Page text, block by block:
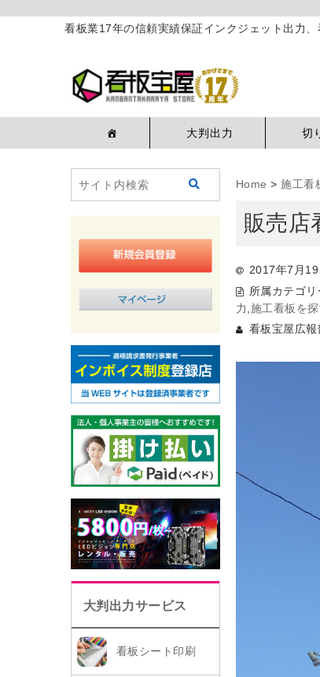
看板業17年の信頼実績保証インクジェット出力
大判出力 切
大判出力サービス
看板シート印刷
Home > 施工看
販売店
2017年7月19
所属カテゴリ
力 施工看板を
看板宝屋広報